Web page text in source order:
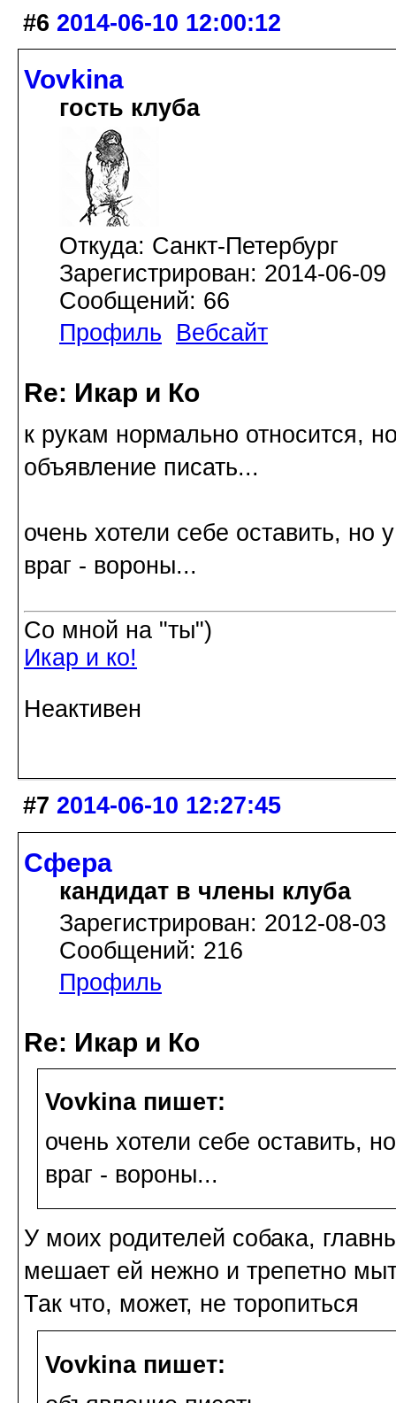
#6 2014-06-10 12:00:12
Vovkina
гость клуба
Откуда: Санкт-Петербург
Зарегистрирован: 2014-06-09
Сообщений: 66
Профиль
Вебсайт
Re: Икар и Ко
к рукам нормально относится,
объявление писать...
очень хотели себе оставить, но
враг - вороны...
Со мной на "ты")
Икар и ко!
Неактивен
#7 2014-06-10 12:27:45
Сфера
кандидат в члены клуба
Зарегистрирован: 2012-08-03
Сообщений: 216
Профиль
Re: Икар и Ко
Vovkina пишет:
очень хотели себе оставить,
враг - вороны...
У моих родителей собака,
мешает ей нежно и трепетно
Так что, может, не торопиться
Vovkina пишет: